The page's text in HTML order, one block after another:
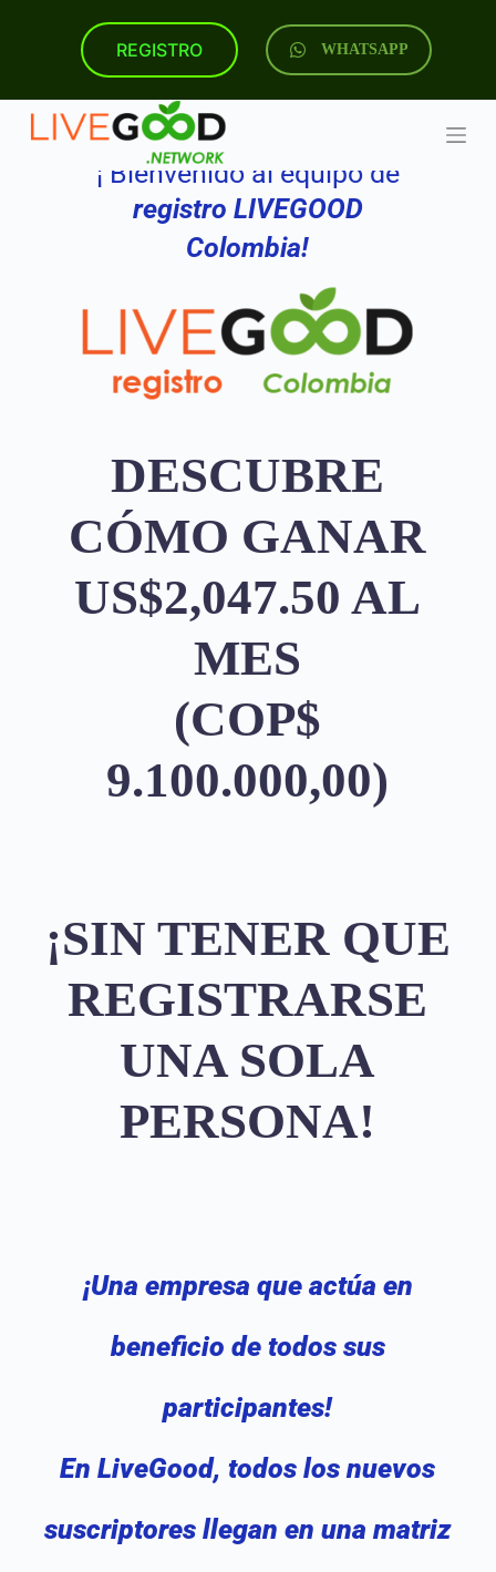
a
REGISTRO WHATSAPP
¡ Bienvenido al equipo de
registro LIVEGOOD
Colombia!
DESCUBRE
CÓMO GANAR
US$2,047.50 AL
MES
(COP$
9.100.000,00)
¡SIN TENER QUE
REGISTRARSE
UNA SOLA
PERSONA!
¡Una empresa que actúa en
beneficio de todos sus
participantes!
En LiveGood, todos los nuevos
suscriptores llegan en una matriz